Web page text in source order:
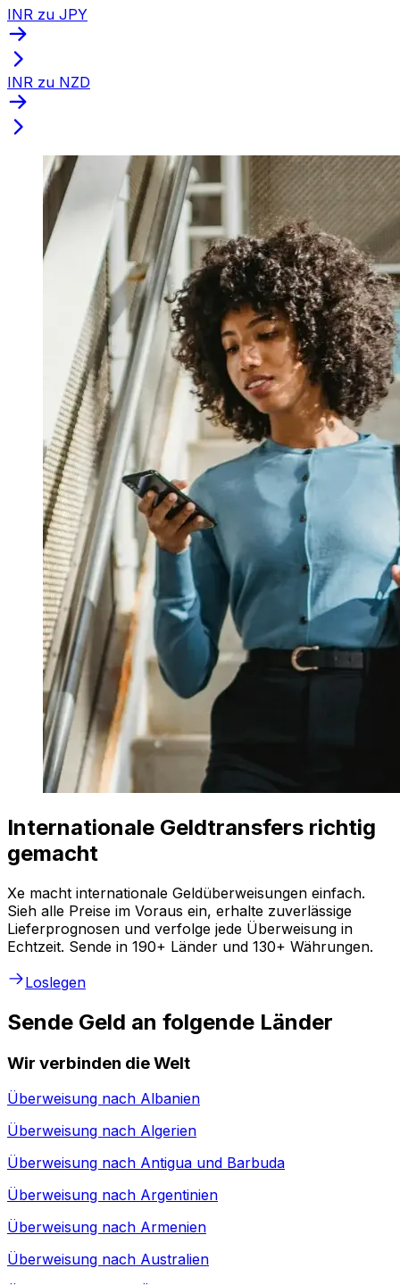
INR zu JPY
INR zu NZD
Internationale Geldtransfers richtig
gemacht
Xe macht internationale Geldüberweisungen einfach.
Sieh alle Preise im Voraus ein, erhalte zuverlässige
Lieferprognosen und verfolge jede Überweisung in
Echtzeit. Sende in 190+ Länder und 130+ Währungen.
Loslegen
Sende Geld an folgende Länder
Wir verbinden die Welt
Überweisung nach Albanien
Überweisung nach Algerien
Überweisung nach Antigua und Barbuda
Überweisung nach Argentinien
Überweisung nach Armenien
Überweisung nach Australien